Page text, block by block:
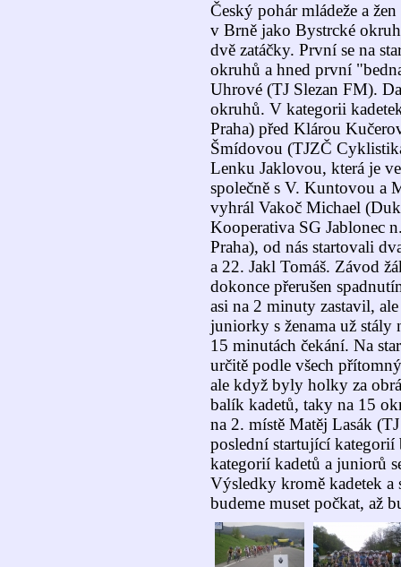
Český pohár mládeže a
v Brně jako Bystrcké
dvě zatáčky. První se na
okruhů a hned první
Uhrové (TJ Slezan FM).
okruhů. V kategorii
Praha) před Klárou
Šmídovou (TJZČ
Lenku Jaklovou, která je
společně s V. Kuntovou a
vyhrál Vakoč Michael
Kooperativa SG Jablonec
Praha), od nás startovali
a 22. Jakl Tomáš. Závod
dokonce přerušen
asi na 2 minuty zastavil,
juniorky s ženama už stály
15 minutách čekání. Na
určitě podle všech
ale když byly holky za
balík kadetů, taky na 15
na 2. místě Matěj Lasák
poslední startující
kategorií kadetů a juniorů
Výsledky kromě kadetek a
budeme muset počkat, až